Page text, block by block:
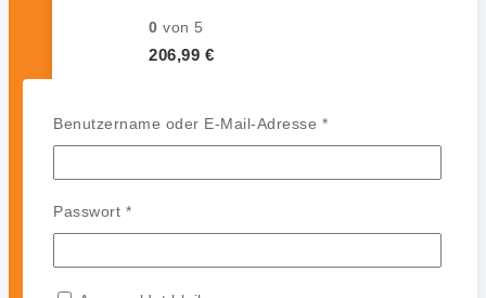
0 von 5
206,99 €
Benutzername oder E-Mail-Adresse *Erforderlich
Passwort *Erforderlich